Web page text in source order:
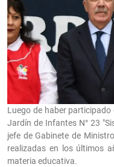
Luego de haber participado
Jardín de Infantes N° 23
jefe de Gabinete de
realizadas en los últimos
materia educativa.